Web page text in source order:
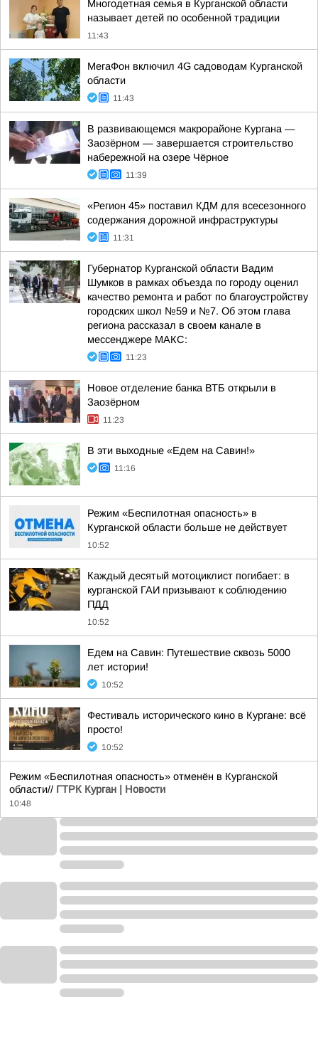
Многодетная семья в Курганской области
называет детей по особенной традиции
11:43
МегаФон включил 4G садоводам Курганской
области
11:43
В развивающемся макрорайоне Кургана —
Заозёрном — завершается строительство
набережной на озере Чёрное
11:39
«Регион 45» поставил КДМ для всесезонного
содержания дорожной инфраструктуры
11:31
Губернатор Курганской области Вадим
Шумков в рамках объезда по городу оценил
качество ремонта и работ по благоустройству
городских школ №59 и №7. Об этом глава
региона рассказал в своем канале в
мессенджере МАКС:
11:23
Новое отделение банка ВТБ открыли в
Заозёрном
11:23
В эти выходные «Едем на Савин!»
11:16
Режим «Беспилотная опасность» в
Курганской области больше не действует
10:52
Каждый десятый мотоциклист погибает: в
курганской ГАИ призывают к соблюдению
ПДД
10:52
Едем на Савин: Путешествие сквозь 5000
лет истории!
10:52
Фестиваль исторического кино в Кургане: всё
просто!
10:52
Режим «Беспилотная опасность» отменён в Курганской
области// ГТРК Курган | Новости
10:48